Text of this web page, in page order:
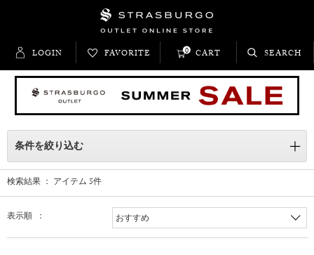
LOGIN FAVORITE CART
0 SEARCH
条件を絞り込む
検索結果 ： アイテム 5件
表示順 ：